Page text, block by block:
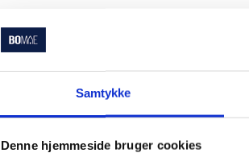
Samtykke
Denne hjemmeside bruger cookies